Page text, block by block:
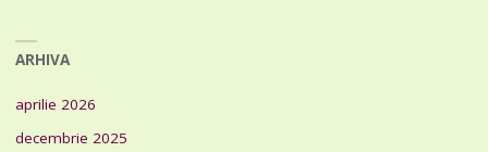
ARHIVA
aprilie 2026
decembrie 2025